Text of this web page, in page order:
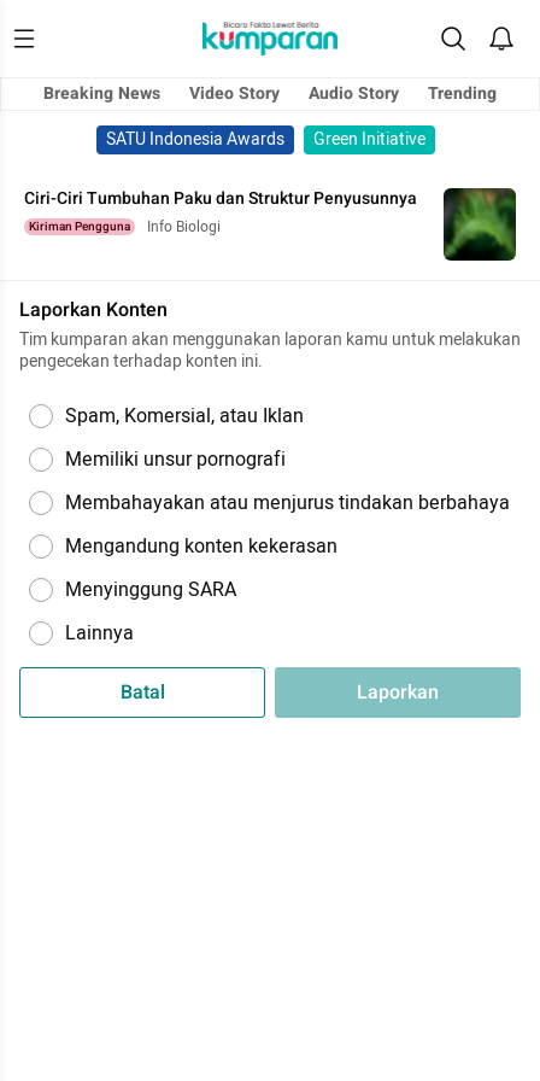
Breaking News Video Story Audio Story
Trending
SATU Indonesia Awards
Green Initiative
Ciri-Ciri Tumbuhan Paku dan Struktur Penyusunnya
Kiriman Pengguna Info Biologi
Laporkan Konten
Tim kumparan akan menggunakan laporan kamu untuk melakukan
pengecekan terhadap konten ini.
Spam, Komersial, atau Iklan
Memiliki unsur pornografi
Membahayakan atau menjurus tindakan berbahaya
Mengandung konten kekerasan
Menyinggung SARA
Lainnya
Batal Laporkan